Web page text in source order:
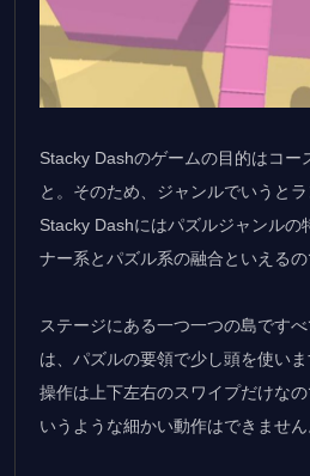
Stacky Dashのゲームの目的はコー
と。そのため、ジャンルでいうと
Stacky Dashにはパズルジャンルの
ナー系とパズル系の融合といえるの
ステージにある一つ一つの島です
は、パズルの要領で少し頭を使い
操作は上下左右のスワイプだけな
いうような細かい動作はできません